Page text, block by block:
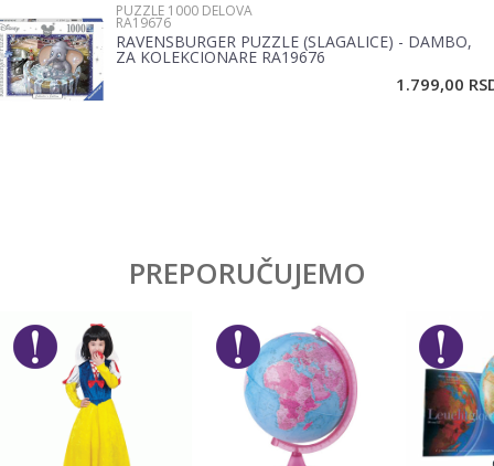
POŠALJI
PUZZLE 1000 DELOVA
RA19676
RAVENSBURGER PUZZLE (SLAGALICE) - DAMBO,
ZA KOLEKCIONARE RA19676
1.799,00
PREPORUČUJEMO